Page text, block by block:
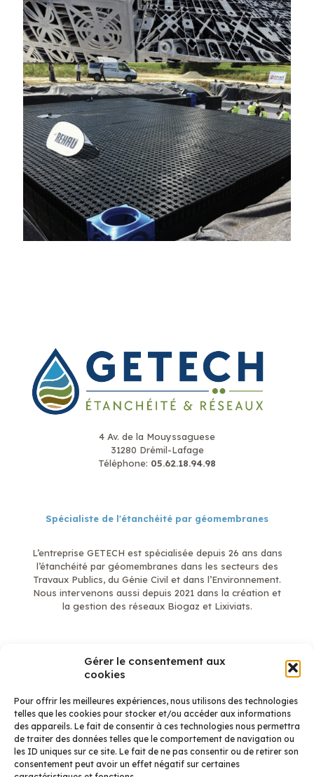
Gérer le consentement aux
cookies
Pour offrir les meilleures expériences, nous utilisons des technologies
telles que les cookies pour stocker et/ou accéder aux informations
des appareils. Le fait de consentir à ces technologies nous permettra
de traiter des données telles que le comportement de navigation ou
les ID uniques sur ce site. Le fait de ne pas consentir ou de retirer son
consentement peut avoir un effet négatif sur certaines
4 Av. de la Mouyssaguese
31280 Drémil-Lafage
Téléphone: 05.62.18.94.98
Spécialiste de l'étanchéité par géomembranes
L’entreprise GETECH est spécialisée depuis 26 ans dans
l’étanchéité par géomembranes dans les secteurs des
Travaux Publics, du Génie Civil et dans l’Environnement.
Nous intervenons aussi depuis 2021 dans la création et
la gestion des réseaux Biogaz et Lixiviats.
En savoir plus
Mentions légales
Étanchéité
Biogaz et Lixiviats
Réalisations Étanchéité
Réalisation Biogaz
Contact